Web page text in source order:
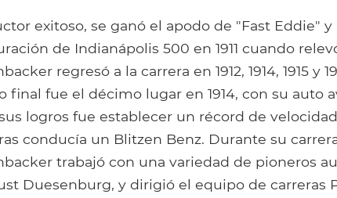
exitoso, se ganó el apodo de "Fast Eddie"
de Indianápolis 500 en 1911 cuando
regresó a la carrera en 1912, 1914, 1915 y
final fue el décimo lugar en 1914, con su auto
logros fue establecer un récord de
conducía un Blitzen Benz. Durante su
trabajó con una variedad de pioneros
Duesenburg, y dirigió el equipo de carreras